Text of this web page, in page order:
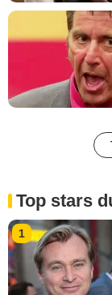
Top stars
1